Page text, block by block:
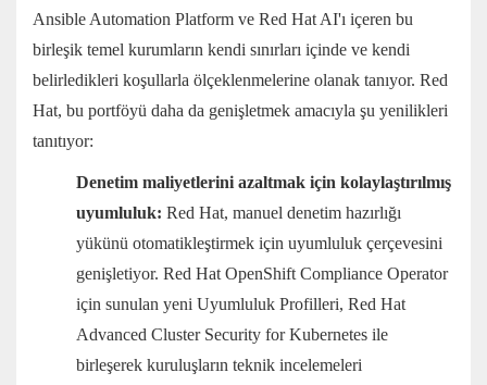
Ansible Automation Platform ve Red Hat AI'ı içeren bu
birleşik temel kurumların kendi sınırları içinde ve kendi
belirledikleri koşullarla ölçeklenmelerine olanak tanıyor. Red
Hat, bu portföyü daha da genişletmek amacıyla şu yenilikleri
tanıtıyor:
Denetim maliyetlerini azaltmak için kolaylaştırılmış
uyumluluk: Red Hat, manuel denetim hazırlığı
yükünü otomatikleştirmek için uyumluluk çerçevesini
genişletiyor. Red Hat OpenShift Compliance Operator
için sunulan yeni Uyumluluk Profilleri, Red Hat
Advanced Cluster Security for Kubernetes ile
birleşerek kuruluşların teknik incelemeleri